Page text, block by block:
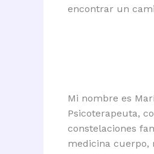
encontrar un
Mi nombre es
Psicoterapeuta,
constelaciones
medicina cuerpo,